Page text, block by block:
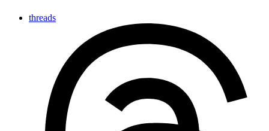
threads